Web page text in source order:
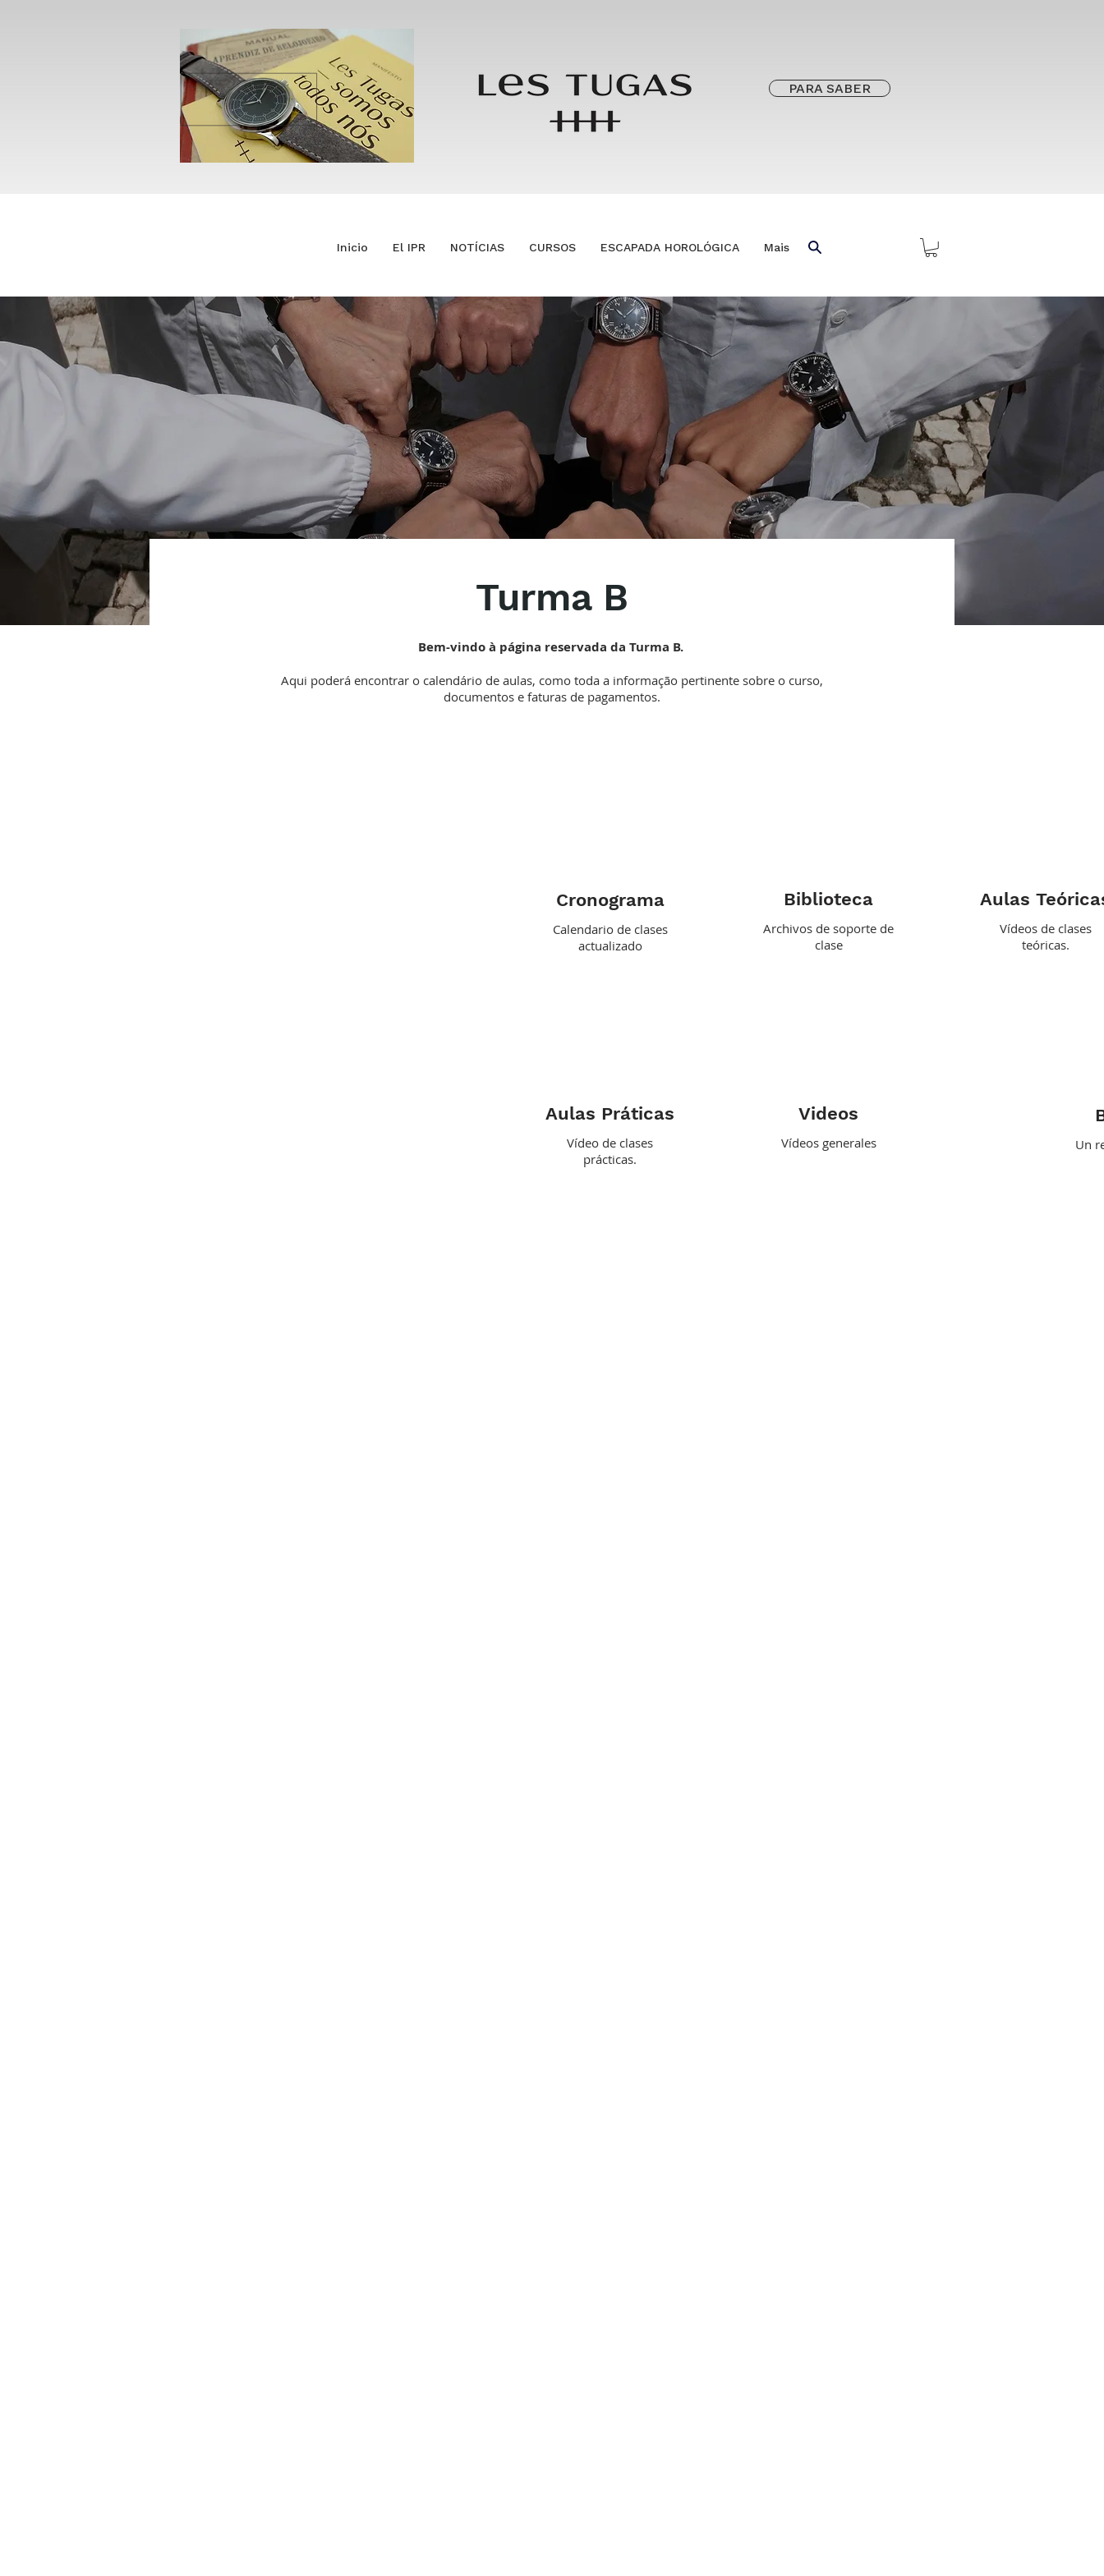
PARA SABER
Inicio El IPR NOTÍCIAS CURSOS ESCAPADA HOROLÓGICA Mais
Turma B
Bem-vindo à página reservada da Turma B.
Aqui poderá encontrar o calendário de aulas, como toda a informação pertinente sobre o curso,
documentos e faturas de pagamentos.
Cronograma
Calendario de clases
actualizado
Biblioteca
Archivos de soporte de
clase
Aulas
Vídeos de clases
teóricas.
Aulas Práticas
Vídeo de clases
prácticas.
Videos
Vídeos generales Un